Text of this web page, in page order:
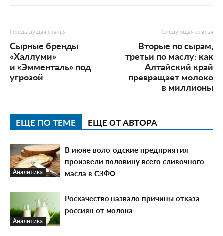
Предыдущая статья
Сырные бренды
«Халлуми»
и «Эмменталь» под
угрозой
Следующая статья
Вторые по сырам,
третьи по маслу: как
Алтайский край
превращает молоко
в миллионы
ЕЩЕ ПО ТЕМЕ ЕЩЕ ОТ АВТОРА
Аналитика
В июне вологодские предприятия
произвели половину всего сливочного
масла в СЗФО
Аналитика
Роскачество назвало причины отказа
россиян от молока